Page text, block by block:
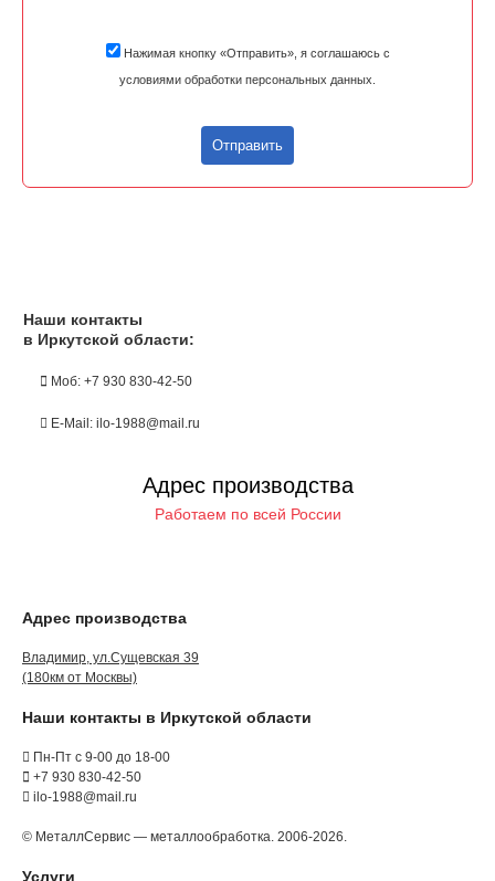
Нажимая кнопку «Отправить», я соглашаюсь с
условиями обработки персональных данных.
Отправить
Наши контакты
в Иркутской области:
Моб: +7 930 830-42-50
E-Mail: ilo-1988@mail.ru
Адрес производства
Работаем по всей России
Адрес производства
Владимир, ул.Сущевская 39
(180км от Москвы)
Наши контакты в Иркутской области
Пн-Пт с 9-00 до 18-00
+7 930 830-42-50
ilo-1988@mail.ru
© МеталлСервис — металлообработка. 2006-2026.
Услуги